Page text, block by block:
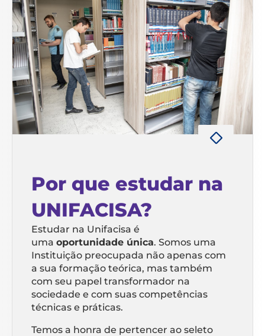
Por que estudar na
UNIFACISA?
Estudar na Unifacisa é
uma oportunidade única. Somos uma
Instituição preocupada não apenas com
a sua formação teórica, mas também
com seu papel transformador na
sociedade e com suas competências
técnicas e práticas.
Temos a honra de pertencer ao seleto